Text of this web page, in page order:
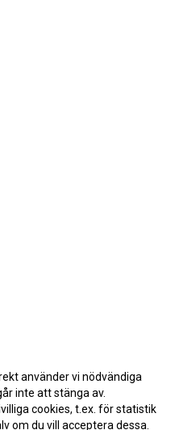
använder vi nödvändiga
inte att stänga av.
cookies, t.ex. för statistik
om du vill acceptera dessa.